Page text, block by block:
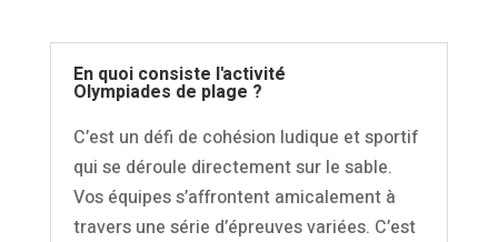
En quoi consiste l'activité
Olympiades de plage ?
C’est un défi de cohésion ludique et sportif
qui se déroule directement sur le sable.
Vos équipes s’affrontent amicalement à
travers une série d’épreuves variées. C’est